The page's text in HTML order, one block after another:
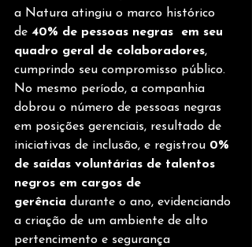
a Natura atingiu o marco histórico
de 40% de pessoas negras  em seu
quadro geral de colaboradores,
cumprindo seu compromisso público.
No mesmo período, a companhia
dobrou o número de pessoas negras
em posições gerenciais, resultado de
iniciativas de inclusão, e registrou 0%
de saídas voluntárias de talentos
negros em cargos de
gerência durante o ano, evidenciando
a criação de um ambiente de alto
pertencimento e segurança